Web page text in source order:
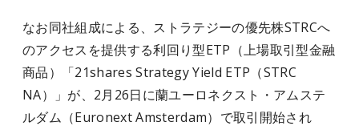
なお同社組成による、ストラテジーの優先株STRCへ
のアクセスを提供する利回り型ETP（上場取引型金融
商品）「21shares Strategy Yield ETP（STRC
NA）」が、2月26日に蘭ユーロネクスト・アムステ
ルダム（Euronext Amsterdam）で取引開始され